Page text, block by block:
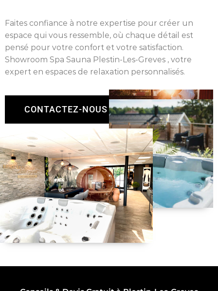
Faites confiance à notre expertise pour créer un
espace qui vous ressemble, où chaque détail est
pensé pour votre confort et votre satisfaction.
Showroom Spa Sauna Plestin-Les-Greves , votre
expert en espaces de relaxation personnalisés.
CONTACTEZ-NOUS